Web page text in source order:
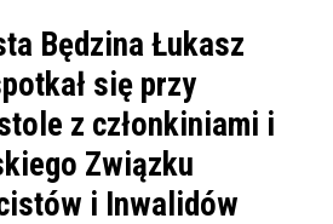
Będzina Łukasz
się przy
z członkiniami i
Związku
i Inwalidów